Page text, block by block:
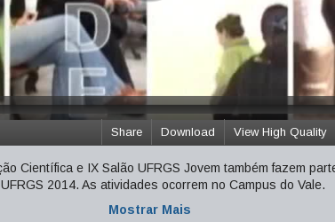
View High Quality
Download
Share
Científica e IX Salão UFRGS Jovem também fazem
2014. As atividades ocorrem no Campus do Vale.
Mostrar Mais